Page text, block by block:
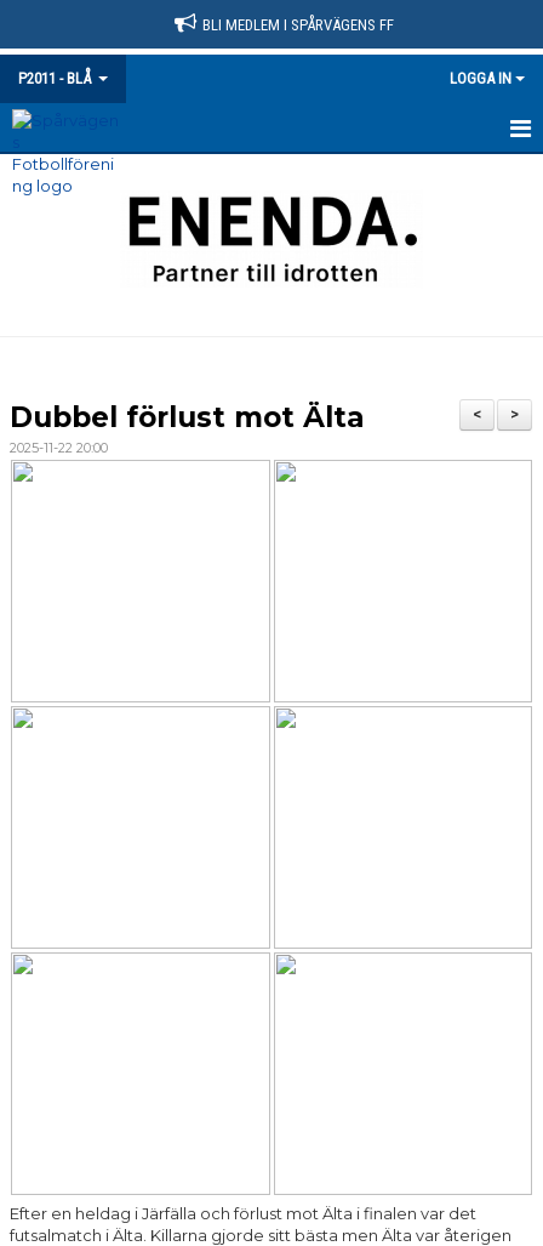
BLI MEDLEM I SPÅRVÄGENS FF
P2011 - BLÅ LOGGA IN
HEM
>
<
Dubbel förlust mot Älta
2025-11-22 20:00
Efter en heldag i Järfälla och förlust mot Älta i finalen var det
futsalmatch i Älta. Killarna gjorde sitt bästa men Älta var återigen